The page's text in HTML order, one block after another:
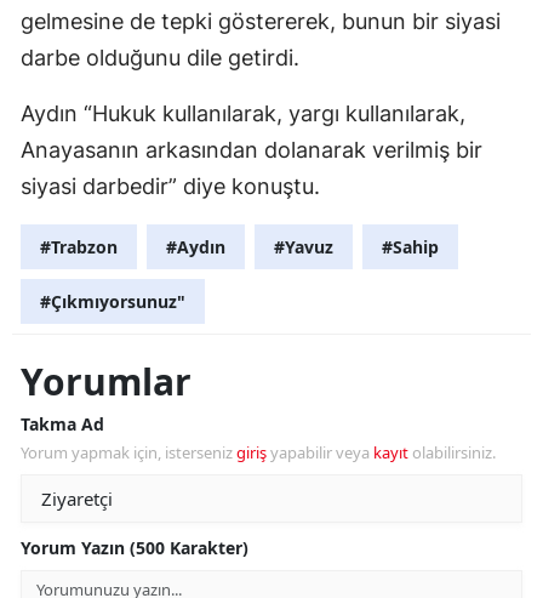
gelmesine de tepki göstererek, bunun bir siyasi
darbe olduğunu dile getirdi.
Aydın “Hukuk kullanılarak, yargı kullanılarak,
Anayasanın arkasından dolanarak verilmiş bir
siyasi darbedir” diye konuştu.
#Trabzon #Aydın #Yavuz #Sahip
#Çıkmıyorsunuz"
Yorumlar
Takma Ad
Yorum yapmak için, istersenizgirişyapabilir veya kayıt olabilirsiniz.
Yorum Yazın (500 Karakter)